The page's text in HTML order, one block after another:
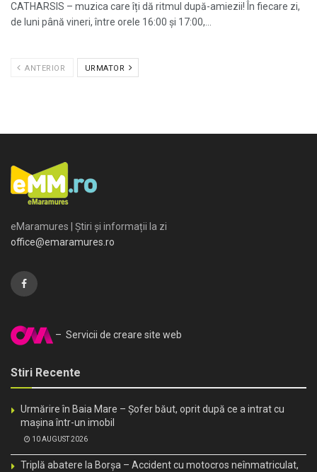
CATHARSIS – muzica care îți dă ritmul după-amiezii! În fiecare zi,
de luni până vineri, între orele 16:00 și 17:00,...
ANTERIOR URMATOR
eMaramures | Știri și informații la zi
office@emaramures.ro
– Servicii de creare site web
Stiri Recente
Urmărire în Baia Mare – Șofer băut, oprit după ce a intrat cu
mașina într-un imobil
10 AUGUST 2026
Triplă abatere la Borșa – Accident cu motocros neînmatriculat,